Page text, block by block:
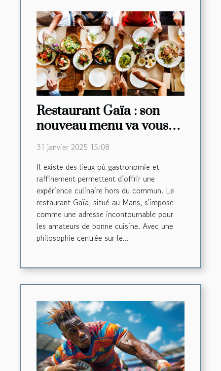
Restaurant Gaïa : son
nouveau menu va vous
faire saliver !
31 janvier 2025 15:08
Il existe des lieux où gastronomie et
raffinement permettent d’offrir une
expérience culinaire hors du commun. Le
restaurant Gaïa, situé au Mans, s'impose
comme une adresse incontournable pour
les amateurs de bonne cuisine. Avec une
philosophie centrée sur le...